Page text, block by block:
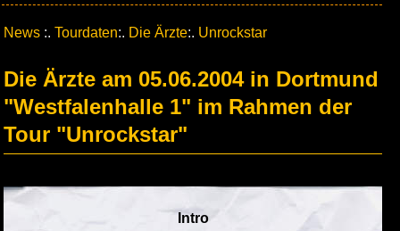
News :. Tourdaten:. Die Ärzte:. Unrockstar
Die Ärzte am 05.06.2004 in Dortmund
"Westfalenhalle 1" im Rahmen der
Tour "Unrockstar"
Intro